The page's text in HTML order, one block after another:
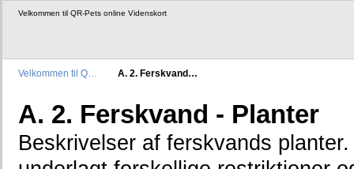
Velkommen til QR-Pets online Videnskort
Velkommen til Q… A. 2. Ferskvand…
A. 2. Ferskvand - Planter
Beskrivelser af ferskvands